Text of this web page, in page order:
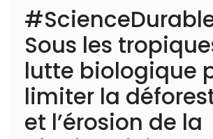
Sous les
lutte biologique
limiter la
et l’érosion de la